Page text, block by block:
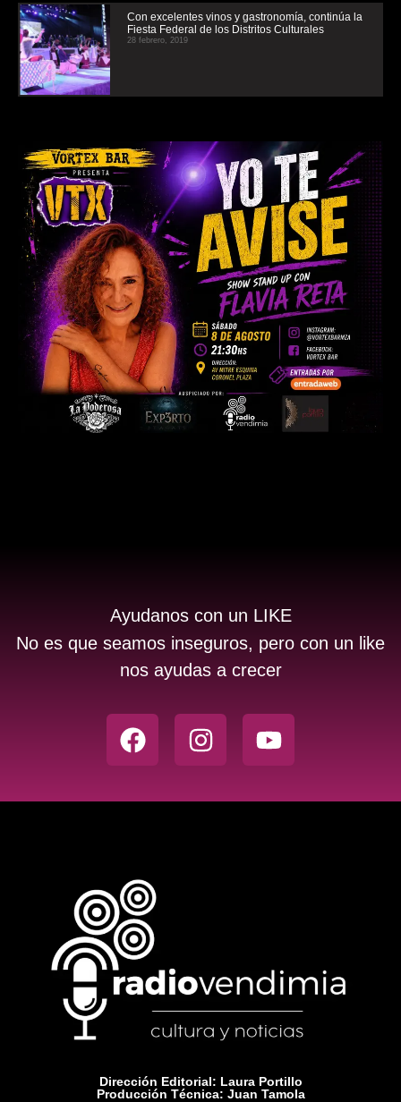
Con excelentes vinos y gastronomía, continúa la
Fiesta Federal de los Distritos Culturales
28 febrero, 2019
Ayudanos con un LIKE
No es que seamos inseguros, pero con un like
nos ayudas a crecer
Dirección Editorial: Laura Portillo
Producción Técnica: Juan Tamola